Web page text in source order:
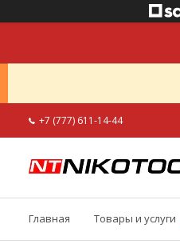
+7 (777) 611-14-44
Главная Товары и услуги